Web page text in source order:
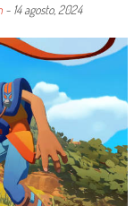
- 14 agosto, 2024